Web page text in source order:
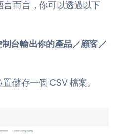
言而言，你可以透過以下
台輸出你的產品／顧客／
儲存一個 CSV 檔案。